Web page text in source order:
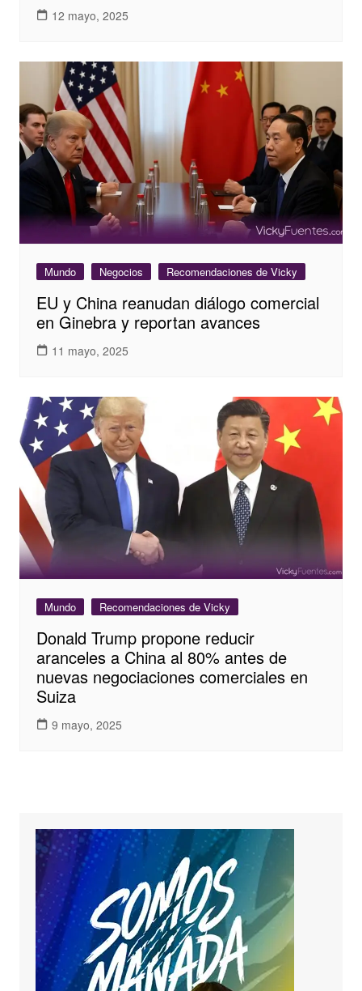
12 mayo, 2025
Mundo Negocios Recomendaciones de Vicky
EU y China reanudan diálogo comercial
en Ginebra y reportan avances
11 mayo, 2025
Mundo Recomendaciones de Vicky
Donald Trump propone reducir
aranceles a China al 80% antes de
nuevas negociaciones comerciales en
Suiza
9 mayo, 2025